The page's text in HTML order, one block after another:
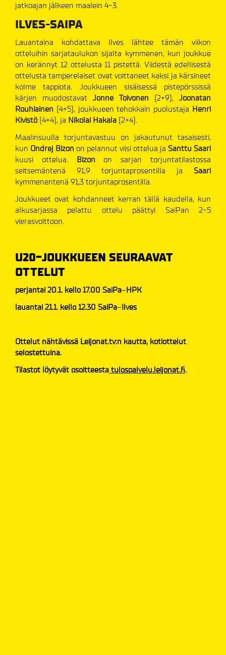
jatkoajan jälkeen maalein 4-3.
ILVES-SAIPA
Lauantaina kohdattava Ilves lähtee tämän viikon
otteluihin sarjataulukon sijalta kymmenen, kun joukkue
on kerännyt 12 ottelusta 11 pistettä. Viidestä edellisestä
ottelusta tamperelaiset ovat voittaneet kaksi ja kärsineet
kolme tappiota. Joukkueen sisäisessä pistepörssissä
kärjen muodostavat Jonne Toivonen (2+9), Joonatan
Rouhiainen (4+5), joukkueen tehokkain puolustaja Henri
Kivistö (4+4), ja Nikolai Hakala (2+4).
Maalinsuulla torjuntavastuu on jakautunut tasaisesti,
kun Ondrej Bizon on pelannut viisi ottelua ja Santtu Saari
kuusi ottelua. Bizon on sarjan torjuntatilastossa
seitsemäntenä 91,9 torjuntaprosentilla ja Saari
kymmenentenä 91,3 torjuntaprosentilla.
Joukkueet ovat kohdanneet kerran tällä kaudella, kun
alkusarjassa pelattu ottelu päättyi SaiPan 2-5
vierasvoittoon.
U20-JOUKKUEEN SEURAAVAT
OTTELUT
perjantai 20.1. kello 17.00 SaiPa–HPK
lauantai 21.1. kello 12.30 SaiPa–Ilves
Ottelut nähtävissä Leijonat.tv:n kautta, kotiottelut
selostettuina.
Tilastot löytyvät osoitteesta tulospalvelu.leijonat.fi.